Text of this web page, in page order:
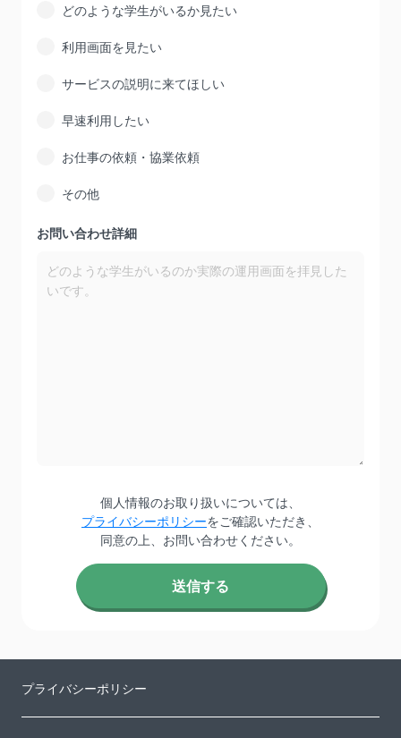
どのような学生がいるか見たい
利用画面を見たい
サービスの説明に来てほしい
早速利用したい
お仕事の依頼・協業依頼
その他
お問い合わせ詳細
個人情報のお取り扱いについては、
プライバシーポリシーをご確認いただき、
同意の上、お問い合わせください。
プライバシーポリシー